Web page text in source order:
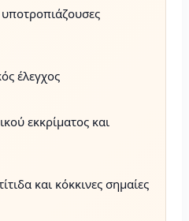
έλεγχος
εκκρίματος και
και κόκκινες σημαίες